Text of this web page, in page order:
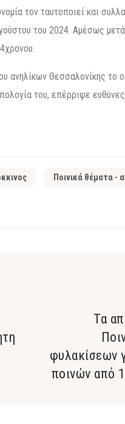
τον ταυτοποιεί και
του 2024. Αμέσως
ανηλίκων Θεσσαλονίκης το
του, επέρριψε
Ποινικά θέματα -
Τα
φυλακίσεων
ποινών από